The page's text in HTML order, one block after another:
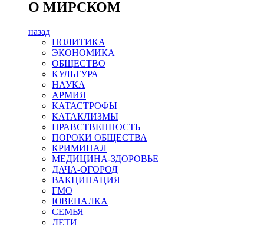
О МИРСКОМ
назад
ПОЛИТИКА
ЭКОНОМИКА
ОБЩЕСТВО
КУЛЬТУРА
НАУКА
АРМИЯ
КАТАСТРОФЫ
КАТАКЛИЗМЫ
НРАВСТВЕННОСТЬ
ПОРОКИ ОБЩЕСТВА
КРИМИНАЛ
МЕДИЦИНА-ЗДОРОВЬЕ
ДАЧА-ОГОРОД
ВАКЦИНАЦИЯ
ГМО
ЮВЕНАЛКА
СЕМЬЯ
ДЕТИ